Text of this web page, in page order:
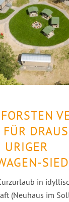
F
in
(Neuhaus im